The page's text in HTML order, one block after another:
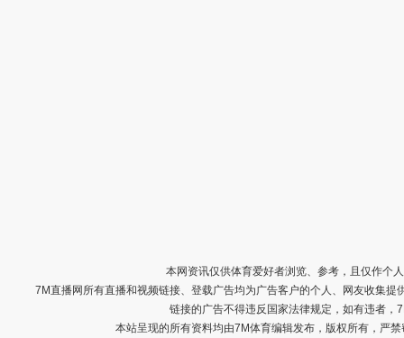
本网资讯仅供体育爱好者浏览、参考，且仅作个
7M直播网所有直播和视频链接、登载广告均为广告客户的个人、网友收集
链接的广告不得违反国家法律规定，如有违者
本站呈现的所有资料均由7M体育编辑发布，版权所有，严